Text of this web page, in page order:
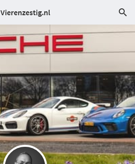
Vierenzestig.nl